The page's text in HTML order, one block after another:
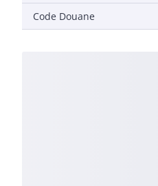
Code Douane